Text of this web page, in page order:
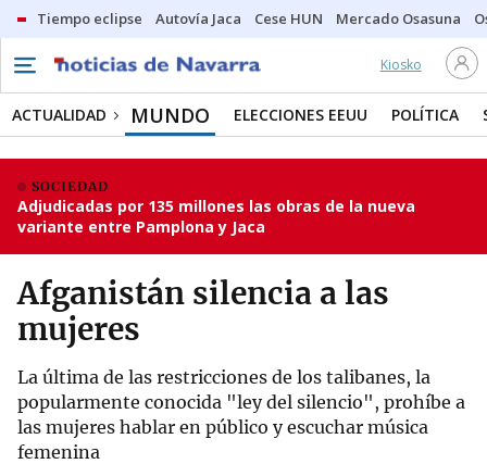
Tiempo eclipse Autovía Jaca Cese HUN Mercado Osasuna
Kiosko
ACTUALIDAD MUNDO ELECCIONES EEUU POLÍTICA
SOCIEDAD
Adjudicadas por 135 millones las obras de la nueva
variante entre Pamplona y Jaca
Afganistán silencia a las
mujeres
La última de las restricciones de los talibanes, la
popularmente conocida "ley del silencio", prohíbe a
las mujeres hablar en público y escuchar música
femenina